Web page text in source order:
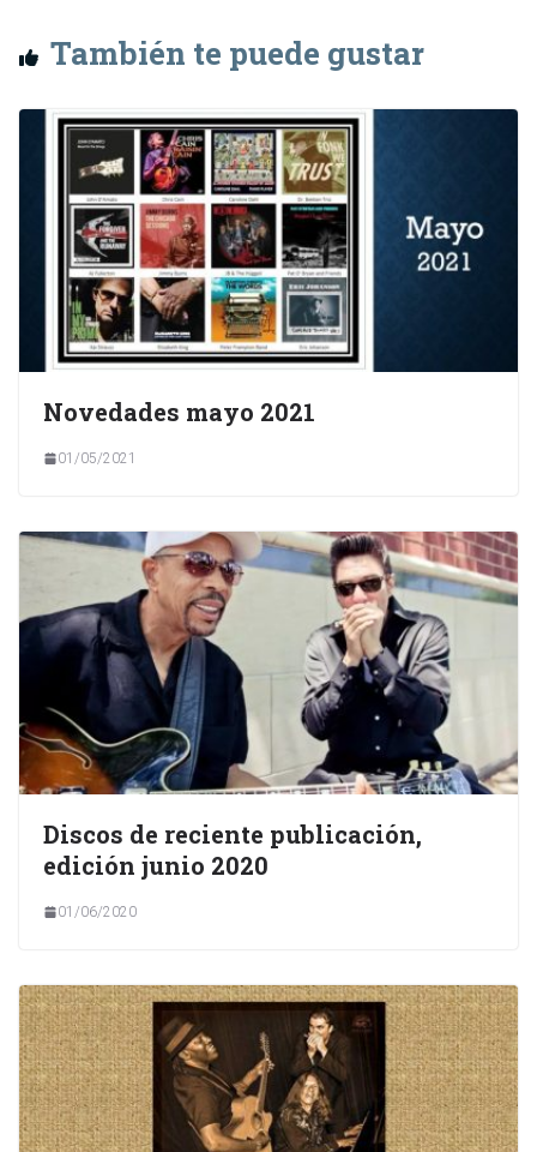
También te puede gustar
Novedades mayo 2021
01/05/2021
Discos de reciente publicación,
edición junio 2020
01/06/2020